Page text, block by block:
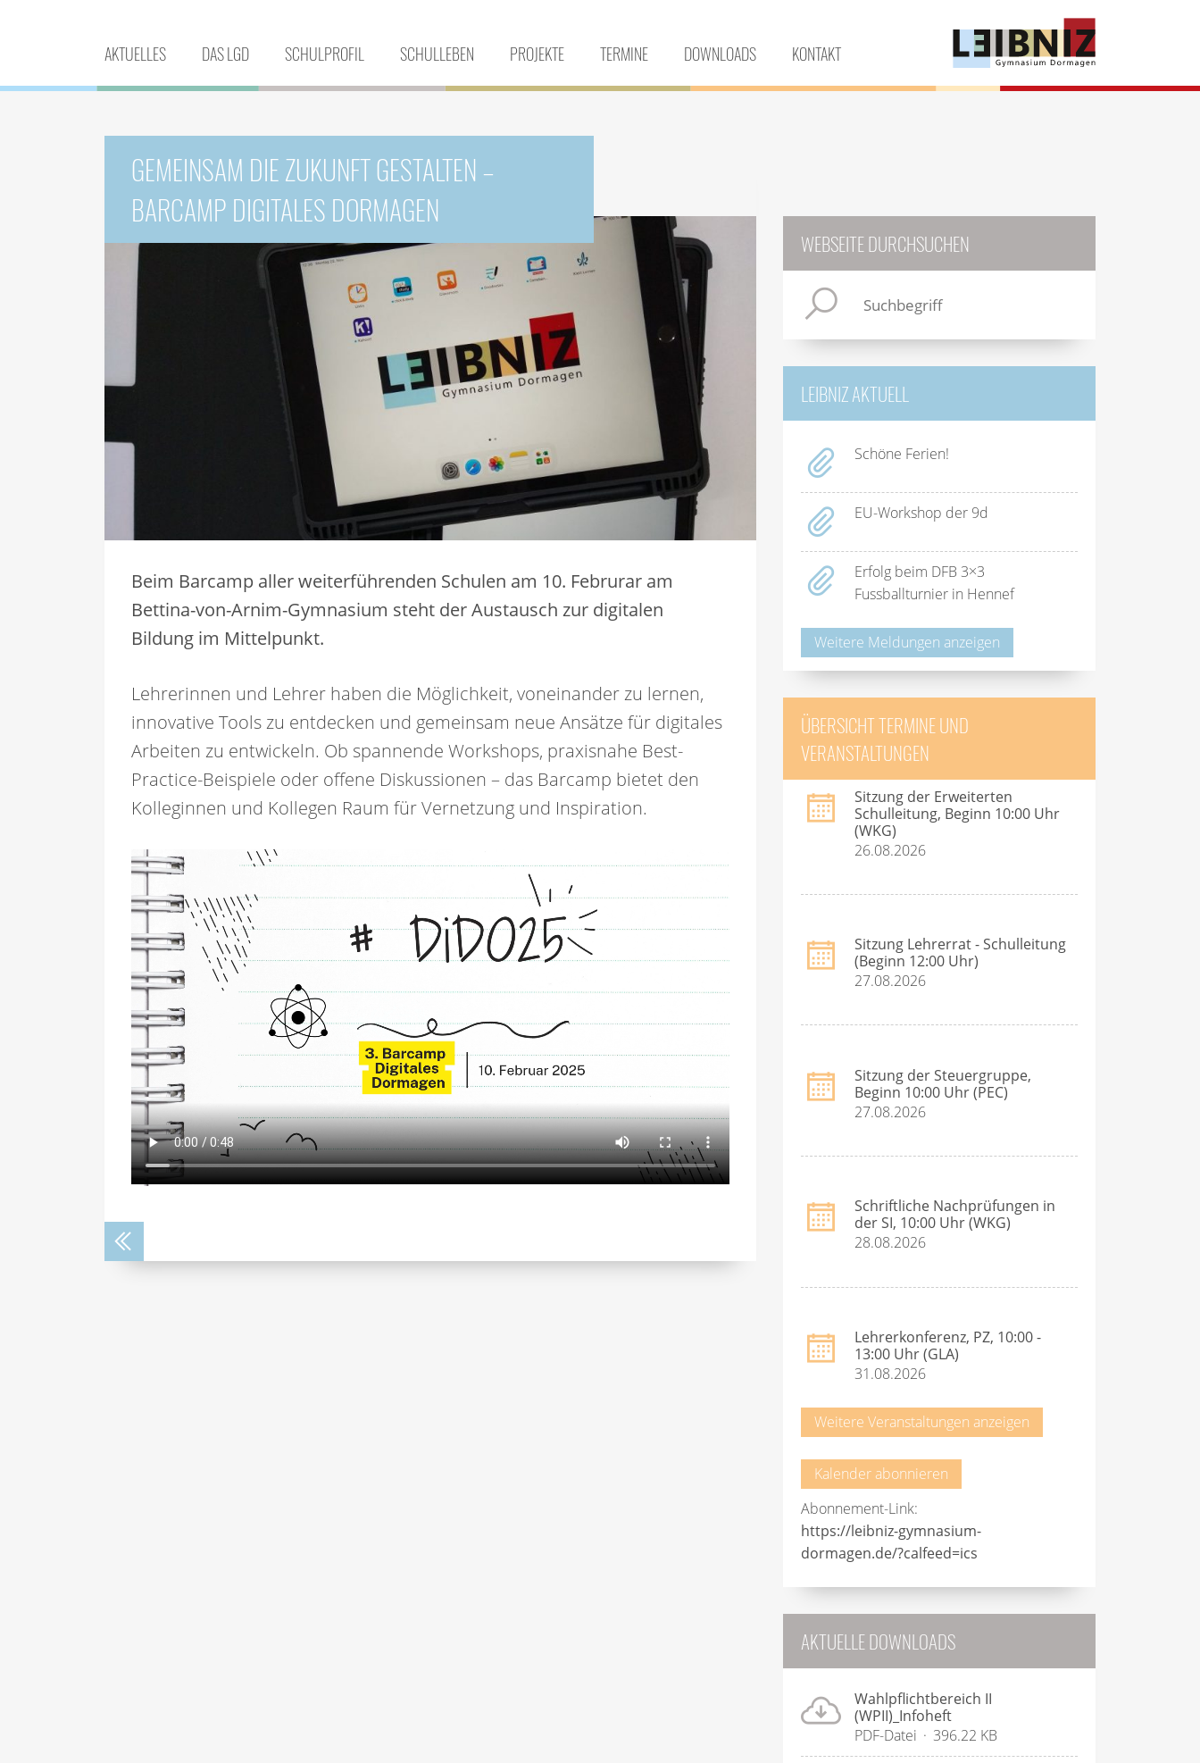
AKTUELLES DAS LGD SCHULPROFIL SCHULLEBEN PROJEKTE TERMINE DOWNLOADS KONTAKT
GEMEINSAM DIE ZUKUNFT GESTALTEN –
BARCAMP DIGITALES DORMAGEN
Beim Barcamp aller weiterführenden Schulen am 10. Februrar am
Bettina-von-Arnim-Gymnasium steht der Austausch zur digitalen
Bildung im Mittelpunkt.
Lehrerinnen und Lehrer haben die Möglichkeit, voneinander zu lernen,
innovative Tools zu entdecken und gemeinsam neue Ansätze für digitales
Arbeiten zu entwickeln. Ob spannende Workshops, praxisnahe Best-
Practice-Beispiele oder offene Diskussionen – das Barcamp bietet den
Kolleginnen und Kollegen Raum für Vernetzung und Inspiration.
WEBSEITE DURCHSUCHEN
LEIBNIZ AKTUELL
Schöne Ferien!
EU-Workshop der 9d
Erfolg beim DFB 3×3
Fussballturnier in Hennef
Weitere Meldungen anzeigen
ÜBERSICHT TERMINE UND
VERANSTALTUNGEN
Sitzung der Erweiterten
Schulleitung, Beginn 10:00 Uhr
(WKG)
26.08.2026
Sitzung Lehrerrat - Schulleitung
(Beginn 12:00 Uhr)
27.08.2026
Sitzung der Steuergruppe,
Beginn 10:00 Uhr (PEC)
27.08.2026
Schriftliche Nachprüfungen in
der SI, 10:00 Uhr (WKG)
28.08.2026
Lehrerkonferenz, PZ, 10:00 -
13:00 Uhr (GLA)
31.08.2026
Weitere Veranstaltungen anzeigen
Kalender abonnieren
Abonnement-Link:
https://leibniz-gymnasium-
dormagen.de/?calfeed=ics
AKTUELLE DOWNLOADS
Wahlpflichtbereich II
(WPII)_Infoheft
PDF-Datei
396.22 KB